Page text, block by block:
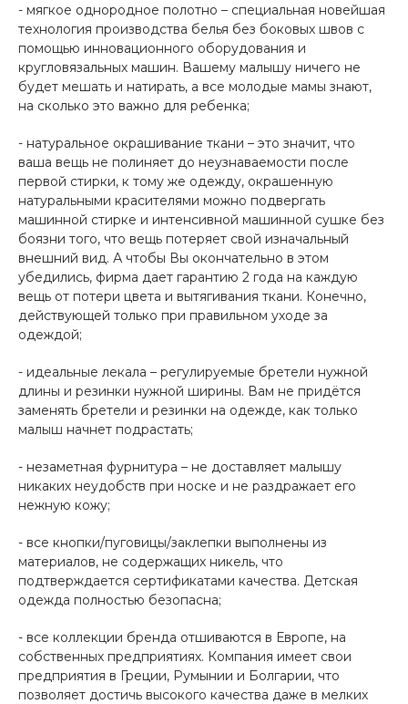
- мягкое однородное полотно – специальная новейшая
технология производства белья без боковых швов с
помощью инновационного оборудования и
кругловязальных машин. Вашему малышу ничего не
будет мешать и натирать, а все молодые мамы знают,
на сколько это важно для ребенка;
- натуральное окрашивание ткани – это значит, что
ваша вещь не полиняет до неузнаваемости после
первой стирки, к тому же одежду, окрашенную
натуральными красителями можно подвергать
машинной стирке и интенсивной машинной сушке без
боязни того, что вещь потеряет свой изначальный
внешний вид. А чтобы Вы окончательно в этом
убедились, фирма дает гарантию 2 года на каждую
вещь от потери цвета и вытягивания ткани. Конечно,
действующей только при правильном уходе за
одеждой;
- идеальные лекала – регулируемые бретели нужной
длины и резинки нужной ширины. Вам не придётся
заменять бретели и резинки на одежде, как только
малыш начнет подрастать;
- незаметная фурнитура – не доставляет малышу
никаких неудобств при носке и не раздражает его
нежную кожу;
- все кнопки/пуговицы/заклепки выполнены из
материалов, не содержащих никель, что
подтверждается сертификатами качества. Детская
одежда полностью безопасна;
- все коллекции бренда отшиваются в Европе, на
собственных предприятиях. Компания имеет свои
предприятия в Греции, Румынии и Болгарии, что
позволяет достичь высокого качества даже в мелких